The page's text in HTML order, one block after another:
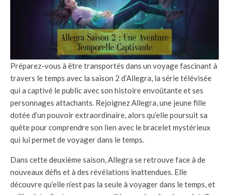
Préparez-vous à être transportés dans un voyage fascinant à
travers le temps avec la saison 2 d’Allegra, la série télévisée
qui a captivé le public avec son histoire envoûtante et ses
personnages attachants. Rejoignez Allegra, une jeune fille
dotée d’un pouvoir extraordinaire, alors qu’elle poursuit sa
quête pour comprendre son lien avec le bracelet mystérieux
qui lui permet de voyager dans le temps.
Dans cette deuxième saison, Allegra se retrouve face à de
nouveaux défis et à des révélations inattendues. Elle
découvre qu’elle n’est pas la seule à voyager dans le temps, et